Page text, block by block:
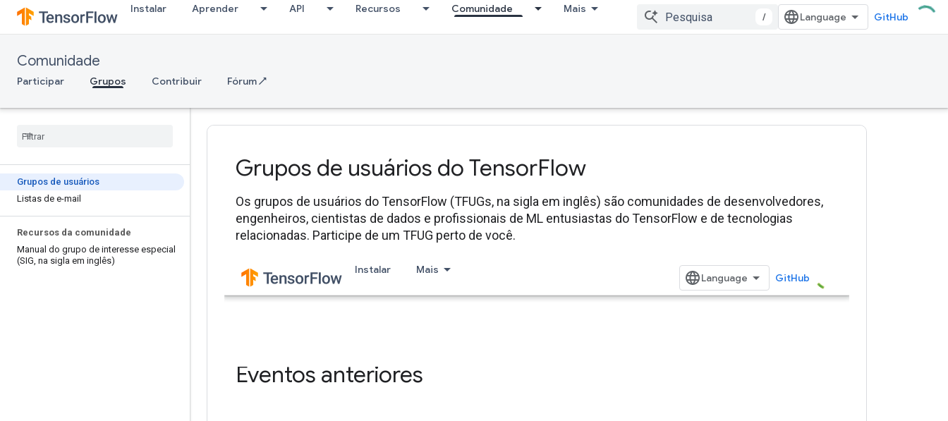
Instalar Aprender API Recursos Comunidade Mais
/ GitHub
Comunidade
Participar Grupos Contribuir Fórum ↗
Grupos de usuários
Listas de e-mail
Recursos da comunidade
Manual do grupo de interesse especial
(SIG, na sigla em inglês)
Grupos de usuários do TensorFlow
Os grupos de usuários do TensorFlow (TFUGs, na sigla em inglês) são comunidades de desenvolvedores,
engenheiros, cientistas de dados e profissionais de ML entusiastas do TensorFlow e de tecnologias
relacionadas. Participe de um TFUG perto de você.
Eventos anteriores